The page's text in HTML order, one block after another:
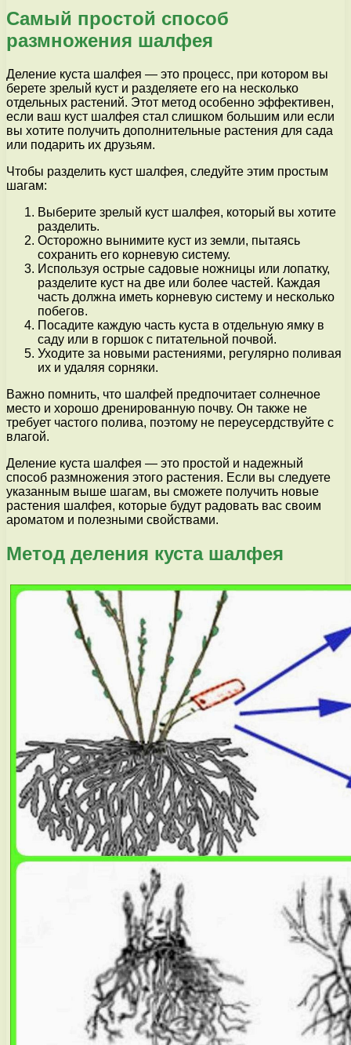
Самый простой способ
размножения шалфея
Деление куста шалфея — это процесс, при котором вы
берете зрелый куст и разделяете его на несколько
отдельных растений. Этот метод особенно эффективен,
если ваш куст шалфея стал слишком большим или если
вы хотите получить дополнительные растения для сада
или подарить их друзьям.
Чтобы разделить куст шалфея, следуйте этим простым
шагам:
Выберите зрелый куст шалфея, который вы хотите
разделить.
Осторожно вынимите куст из земли, пытаясь
сохранить его корневую систему.
Используя острые садовые ножницы или лопатку,
разделите куст на две или более частей. Каждая
часть должна иметь корневую систему и несколько
побегов.
Посадите каждую часть куста в отдельную ямку в
саду или в горшок с питательной почвой.
Уходите за новыми растениями, регулярно поливая
их и удаляя сорняки.
Важно помнить, что шалфей предпочитает солнечное
место и хорошо дренированную почву. Он также не
требует частого полива, поэтому не переусердствуйте с
влагой.
Деление куста шалфея — это простой и надежный
способ размножения этого растения. Если вы следуете
указанным выше шагам, вы сможете получить новые
растения шалфея, которые будут радовать вас своим
ароматом и полезными свойствами.
Метод деления куста шалфея